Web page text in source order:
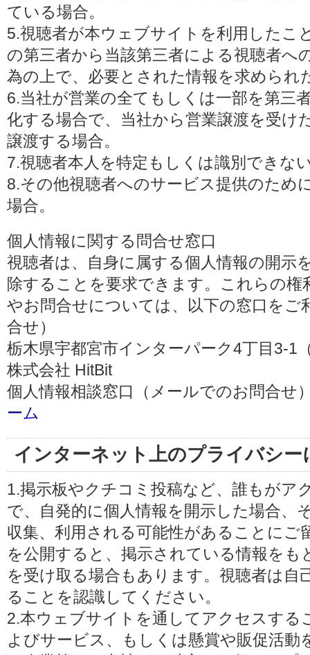
ている場合。
5.視聴者が本ウェブサイトを利用したこ
の第三者から当該第三者による視聴者へ
為の上で、必要とされた情報を求められ
6.当社が営業の全てもしくは一部を第三
化する場合で、当社から営業譲渡を受け
譲渡する場合。
7.視聴者本人を特定もしくは識別できな
8.その他視聴者へのサービス提供のため
場合。
個人情報に関する問合せ窓口
視聴者は、自身に属する個人情報の開示
除することを要求できます。これらの権
やお問合せについては、以下の窓口をご
合せ）
栃木県宇都宮市インターパーク4丁目3-1
株式会社 HitBit
個人情報相談窓口（メールでのお問合せ
ーム
インターネット上のプライバシー
1.掲示板やクチコミ投稿など、誰もがア
で、自発的に個人情報を開示した場合、
収集、利用される可能性があることに
を公開すると、掲示されている情報を
を受け取る場合もあります。視聴者は自
ることを認識してください。
2.本ウェブサイトを通してアクセスする
よびサービス、もしくは懸賞や販促活動